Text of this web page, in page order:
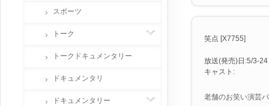
笑点 [X7755]
放送(発売)日:5/3-
キャスト:
老舗のお笑い演芸
スポーツ
トーク
トークドキュメンタリー
ドキュメンタリ
ドキュメンタリー